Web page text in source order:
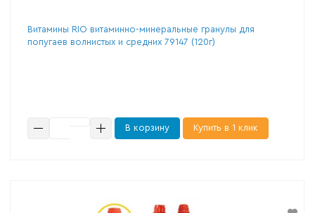
Витамины RIO витаминно-минеральные гранулы для
попугаев волнистых и средних 79147 (120г)
В корзину Купить в 1 клик